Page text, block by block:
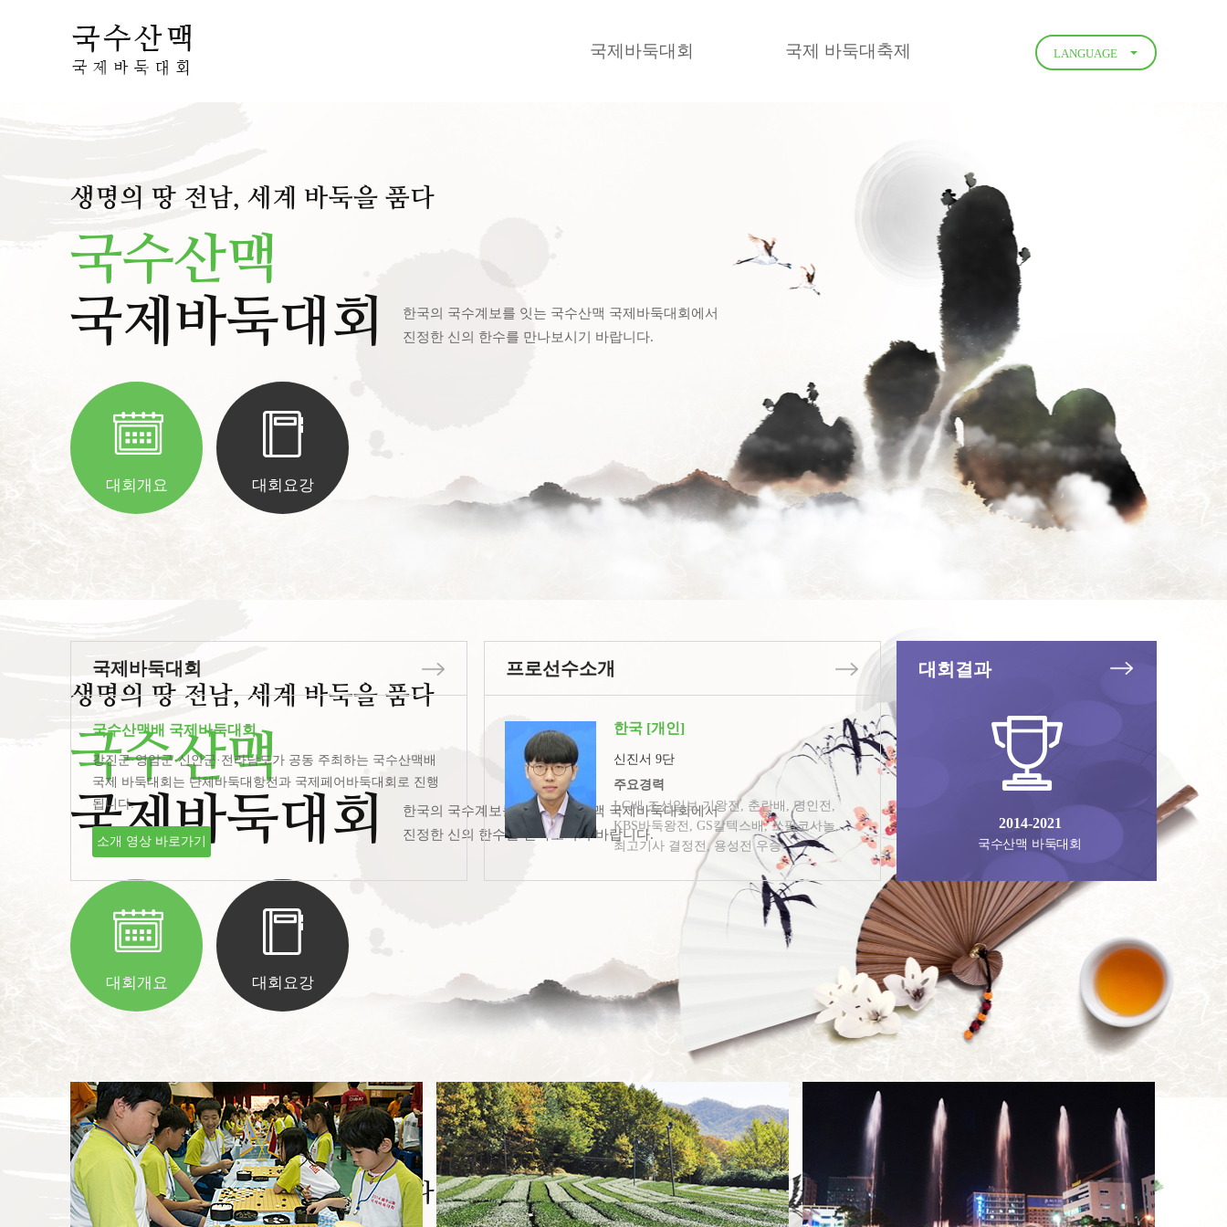
국제바둑대회 국제 바둑대축제 LANGUAGE
생명의 땅 전남, 세계 바둑을 품다
국수산맥
국제바둑대회
한국의 국수계보를 잇는 국수산맥 국제바둑대회에서
진정한 신의 한수를 만나보시기 바랍니다.
대회개요 대회요강
생명의 땅 전남, 세계 바둑을 품다
국수산맥
국제바둑대회
한국의 국수계보를 잇는 국수산맥 국제바둑대회에서
진정한 신의 한수를 만나보시기 바랍니다.
대회개요 대회요강
생명의 땅 전남, 세계 바둑을 품다
국제바둑대회
국수산맥배 국제바둑대회
강진군·영암군·신안군·전라남도가 공동 주최하는 국수산맥배
국제 바둑대회는 단체바둑대항전과 국제페어바둑대회로 진행
됩니다.
소개 영상 바로가기
프로선수소개
한국 [개인]
신진서 9단
주요경력
LG배 조선일보 기왕전, 춘란배, 명인전,
KBS바둑왕전, GS칼텍스배, 쏘팔코사놀,
최고기사 결정전, 용성전 우승
LG배 조선일보 기왕전, 삼성화재배,
국수전, 천원전, 바둑왕전, GS칼텍스배 우승
한국 [개인]
주요경력
한국제지 여자기성전, IBK기업은행배,
여자바둑 마스터스, 궁륭산병성배 우승
대회결과
2014-2021
국수산맥 바둑대회
국제 바둑대축제
생명의 땅 전남에서 국제 바둑대축제를 개최합니다.